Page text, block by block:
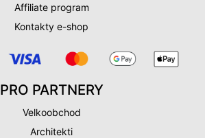
Affiliate program
Kontakty e-shop
PRO PARTNERY
Velkoobchod
Architekti